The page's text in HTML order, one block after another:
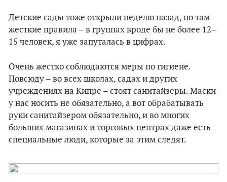
Детские сады тоже открыли неделю назад, но там
жесткие правила – в группах вроде бы не более 12–
15 человек, я уже запуталась в цифрах.
Очень жестко соблюдаются меры по гигиене.
Повсюду – во всех школах, садах и других
учреждениях на Кипре – стоят санитайзеры. Маски
у нас носить не обязательно, а вот обрабатывать
руки санитайзером обязательно, и во многих
больших магазинах и торговых центрах даже есть
специальные люди, которые за этим следят.